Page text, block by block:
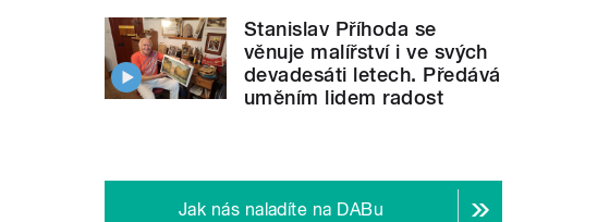
Stanislav Příhoda se
věnuje malířství i ve svých
devadesáti letech. Předává
uměním lidem radost
Jak nás naladíte na DABu